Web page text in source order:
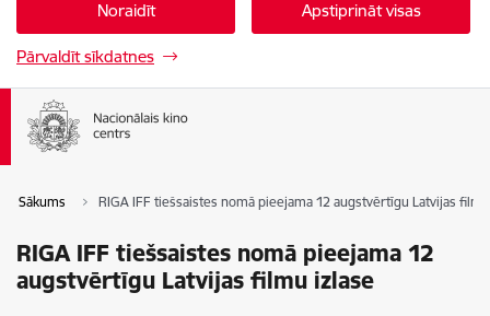
Noraidīt Apstiprināt visas
Pārvaldīt sīkdatnes
Sākums RIGA IFF tiešsaistes nomā pieejama 12 augstvērtīgu Latvijas
RIGA IFF tiešsaistes nomā pieejama 12
augstvērtīgu Latvijas filmu izlase